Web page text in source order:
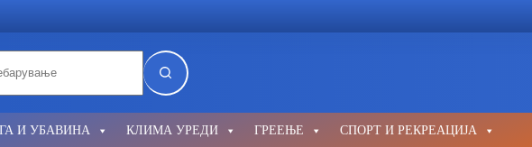
И УБАВИНА КЛИМА УРЕДИ ГРЕЕЊЕ СПОРТ И РЕКРЕАЦИЈА